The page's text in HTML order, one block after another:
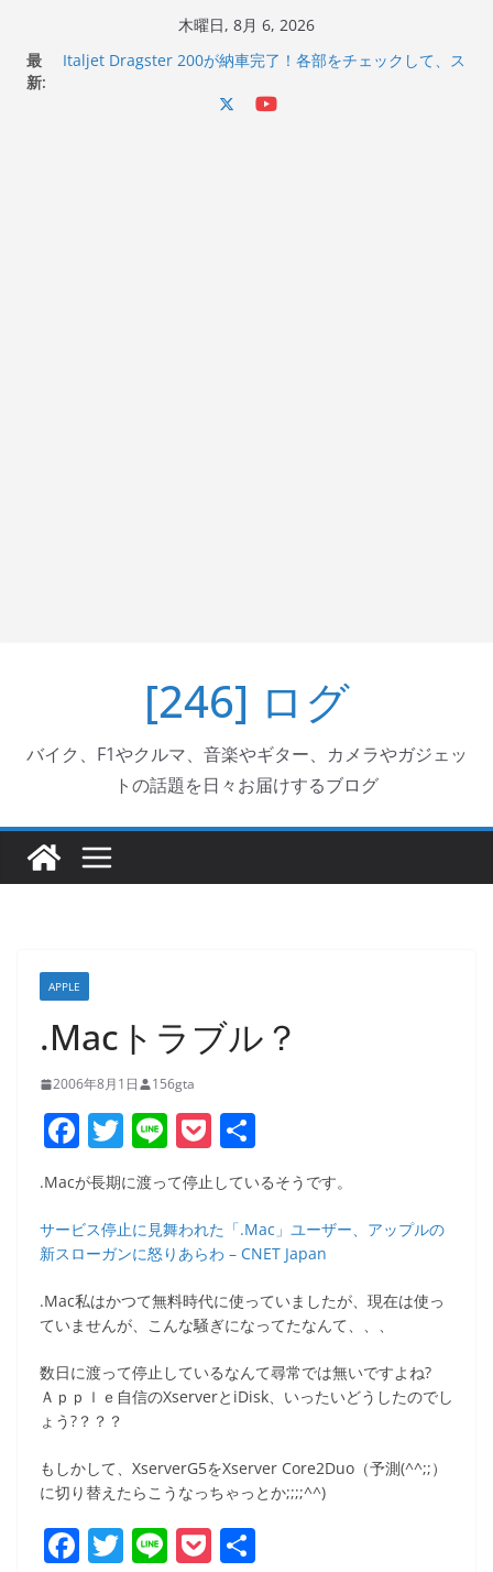
木曜日, 8月 6, 2026
最
新:
Italjet Dragster 200が納車完了！各部をチェックして、ス
[246] ログ
バイク、F1やクルマ、音楽やギター、カメラやガジェッ
トの話題を日々お届けするブログ
APPLE
.Macトラブル？
2006年8月1日 156gta
F
a
c
e
b
o
o
k
T
w
itt
er
Li
n
e
P
o
ck
et
有
.Macが長期に渡って停止しているそうです。
サービス停止に見舞われた「.Mac」ユーザー、アップルの
新スローガンに怒りあらわ – CNET Japan
.Mac私はかつて無料時代に使っていましたが、現在は使っ
ていませんが、こんな騒ぎになってたなんて、、、
数日に渡って停止しているなんて尋常では無いですよね?
Ａｐｐｌｅ自信のXserverとiDisk、いったいどうしたのでし
ょう?？？？
もしかして、XserverG5をXserver Core2Duo（予測(^^;;）
に切り替えたらこうなっちゃっとか;;;;^^)
F T Li P